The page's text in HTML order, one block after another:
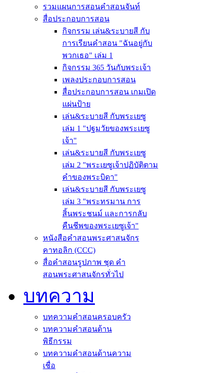
รวมแผนการสอนคำสอนจันท์
สื่อประกอบการสอน
กิจกรรม เล่น&ระบายสี กับ
การเรียนคำสอน "ฉันอยู่กับ
พวกเธอ" เล่ม 1
กิจกรรม 365 วันกับพระเจ้า
เพลงประกอบการสอน
สื่อประกอบการสอน เกมเปิด
แผ่นป้าย
เล่น&ระบายสี กับพระเยซู
เล่ม 1 "ปฐมวัยของพระเยซู
เจ้า"
เล่น&ระบายสี กับพระเยซู
เล่ม 2 "พระเยซูเจ้าปฏิบัติตาม
คำของพระบิดา"
เล่น&ระบายสี กับพระเยซู
เล่ม 3 "พระทรมาน การ
สิ้นพระชนม์ และการกลับ
คืนชีพของพระเยซูเจ้า"
หนังสือคำสอนพระศาสนจักร
คาทอลิก (CCC)
สื่อคำสอนรูปภาพ ชุด คำ
สอนพระศาสนจักรทั่วไป
บทความ
บทความคำสอนครอบครัว
บทความคำสอนด้าน
พิธีกรรม
บทความคำสอนด้านความ
เชื่อ